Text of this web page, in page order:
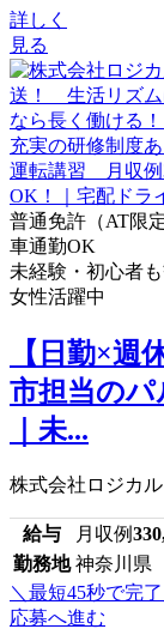
詳しく
見る
普通免許（AT限定
車通勤OK
未経験・初心者
女性活躍中
【日勤×週
市担当の
｜未...
株式会社ロジカル
給与 月収例
勤務地 神奈川県
＼最短45秒で完
応募へ進む